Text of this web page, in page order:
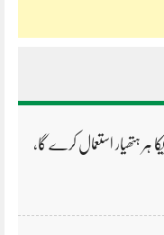
ہر ہتھیار استعمال کرے گا،